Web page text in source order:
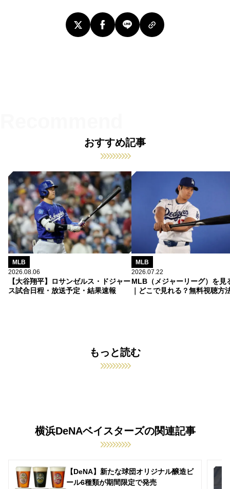
おすすめ記事
MLB
2026.08.06
【大谷翔平】ロサンゼルス・ドジャー
ス試合日程・放送予定・結果速報
MLB
2026.07.22
MLB（メジャーリーグ）を見
｜どこで見れる？無料視聴方
もっと読む
横浜DeNAベイスターズの関連記事
【DeNA】新たな球団オリジナル醸造ビ
ール6種類が期間限定で発売